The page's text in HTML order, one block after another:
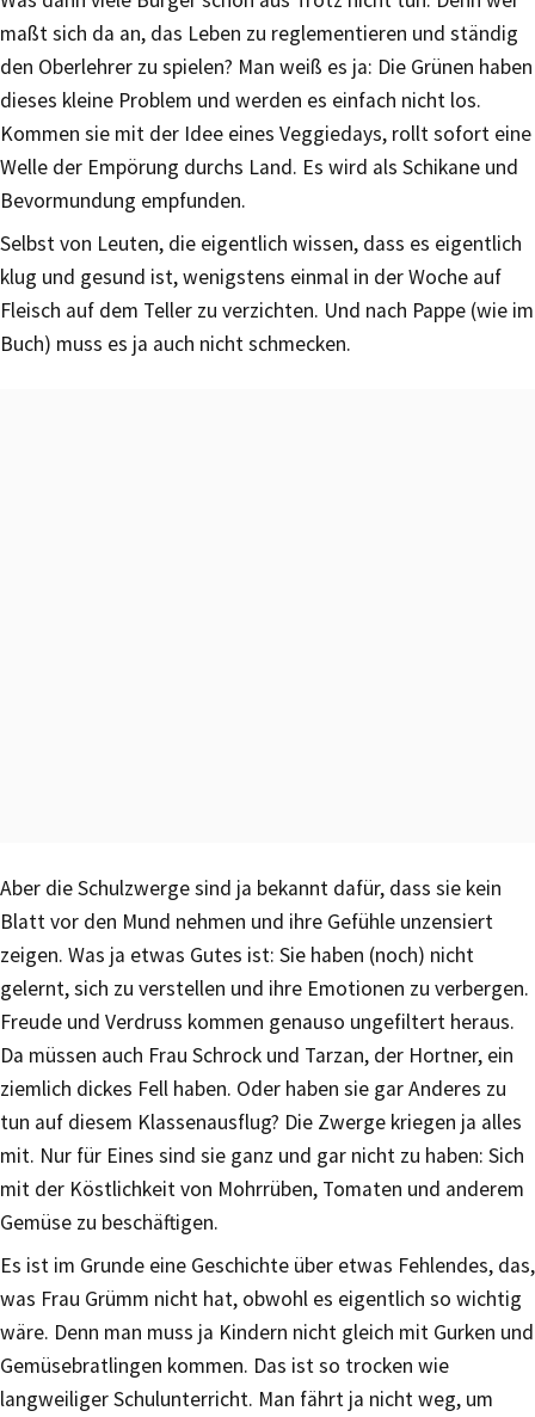
maßt sich da an, das Leben zu reglementieren und ständig
den Oberlehrer zu spielen? Man weiß es ja: Die Grünen haben
dieses kleine Problem und werden es einfach nicht los.
Kommen sie mit der Idee eines Veggiedays, rollt sofort eine
Welle der Empörung durchs Land. Es wird als Schikane und
Bevormundung empfunden.
Selbst von Leuten, die eigentlich wissen, dass es eigentlich
klug und gesund ist, wenigstens einmal in der Woche auf
Fleisch auf dem Teller zu verzichten. Und nach Pappe (wie im
Buch) muss es ja auch nicht schmecken.
Aber die Schulzwerge sind ja bekannt dafür, dass sie kein
Blatt vor den Mund nehmen und ihre Gefühle unzensiert
zeigen. Was ja etwas Gutes ist: Sie haben (noch) nicht
gelernt, sich zu verstellen und ihre Emotionen zu verbergen.
Freude und Verdruss kommen genauso ungefiltert heraus.
Da müssen auch Frau Schrock und Tarzan, der Hortner, ein
ziemlich dickes Fell haben. Oder haben sie gar Anderes zu
tun auf diesem Klassenausflug? Die Zwerge kriegen ja alles
mit. Nur für Eines sind sie ganz und gar nicht zu haben: Sich
mit der Köstlichkeit von Mohrrüben, Tomaten und anderem
Gemüse zu beschäftigen.
Es ist im Grunde eine Geschichte über etwas Fehlendes, das,
was Frau Grümm nicht hat, obwohl es eigentlich so wichtig
wäre. Denn man muss ja Kindern nicht gleich mit Gurken und
Gemüsebratlingen kommen. Das ist so trocken wie
langweiliger Schulunterricht. Man fährt ja nicht weg, um